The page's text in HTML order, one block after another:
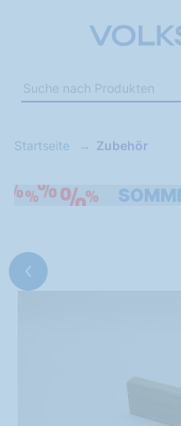
Startseite Zubehör